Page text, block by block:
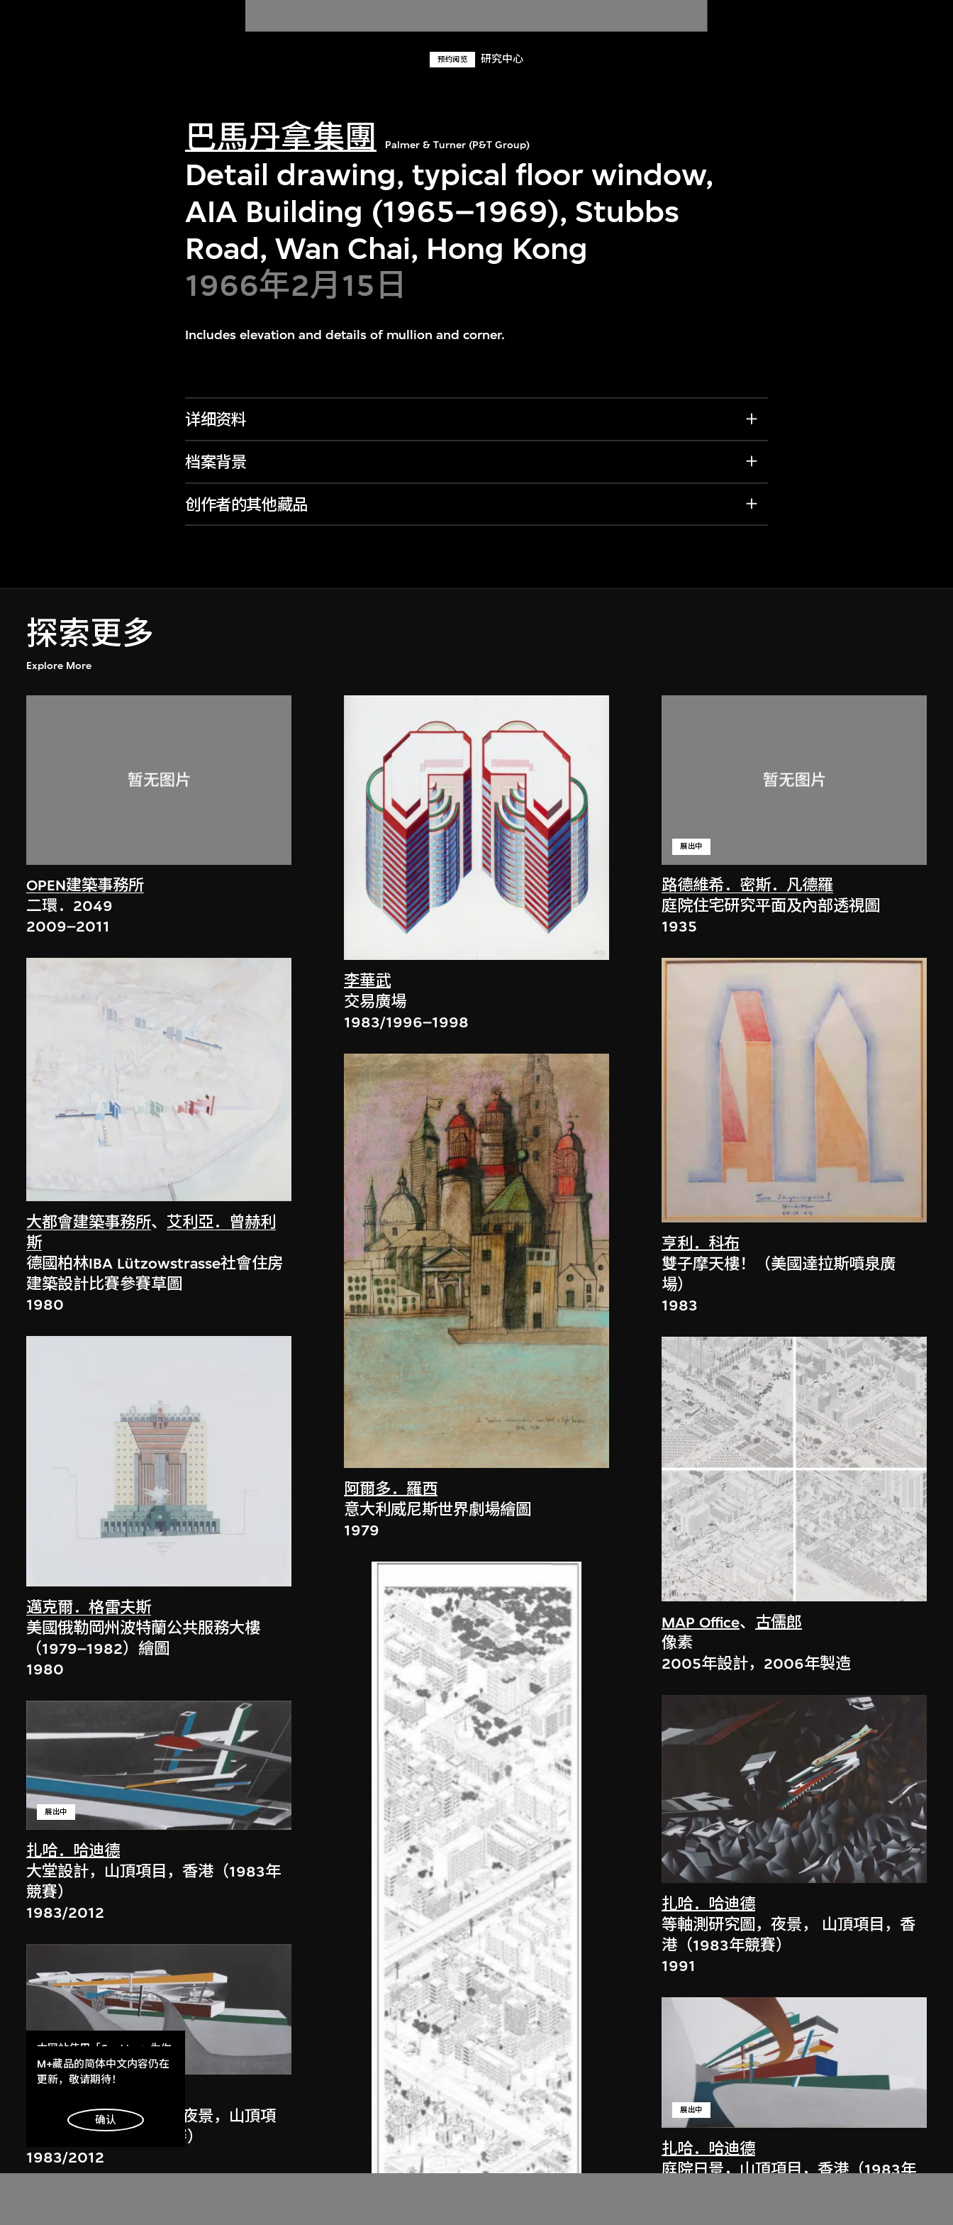
预约阅览 研究中心
巴馬丹拿集團 Palmer & Turner (P&T Group)
Detail drawing, typical floor window,
AIA Building (1965–1969), Stubbs
Road, Wan Chai, Hong Kong
1966年2月15日
Includes elevation and details of mullion and corner.
详细资料
档案背景
创作者的其他藏品
探索更多
Explore More
OPEN建築事務所
二環．2049
2009–2011
大都會建築事務所、艾利亞．曾赫利
斯
德國柏林IBA Lützowstrasse社會住房
建築設計比賽參賽草圖
1980
邁克爾．格雷夫斯
美國俄勒岡州波特蘭公共服務大樓
（1979–1982）繪圖
1980
扎哈．哈迪德
展出中
大堂設計，山頂項目，香港（1983年
競賽）
1983/2012
斜坡入口／坡度入口，夜景，山頂項
目，香港（1983年競賽）
1983/2012
李華武
交易廣場
1983/1996–1998
阿爾多．羅西
意大利威尼斯世界劇場繪圖
1979
路德維希．密斯．凡德羅
展出中
庭院住宅研究平面及內部透視圖
1935
亨利．科布
雙子摩天樓！（美國達拉斯噴泉廣
場）
1983
MAP Office、 古儒郎
像素
2005年設計，2006年製造
扎哈．哈迪德
等軸測研究圖，夜景， 山頂項目，香
港（1983年競賽）
1991
扎哈．哈迪德
展出中
庭院日景，山頂項目，香港（1983年
本网站使用「Cookies」为你
提供最好的网站体验。
了解更多
明白
M+藏品的简体中文内容仍在
更新，敬请期待！
确认